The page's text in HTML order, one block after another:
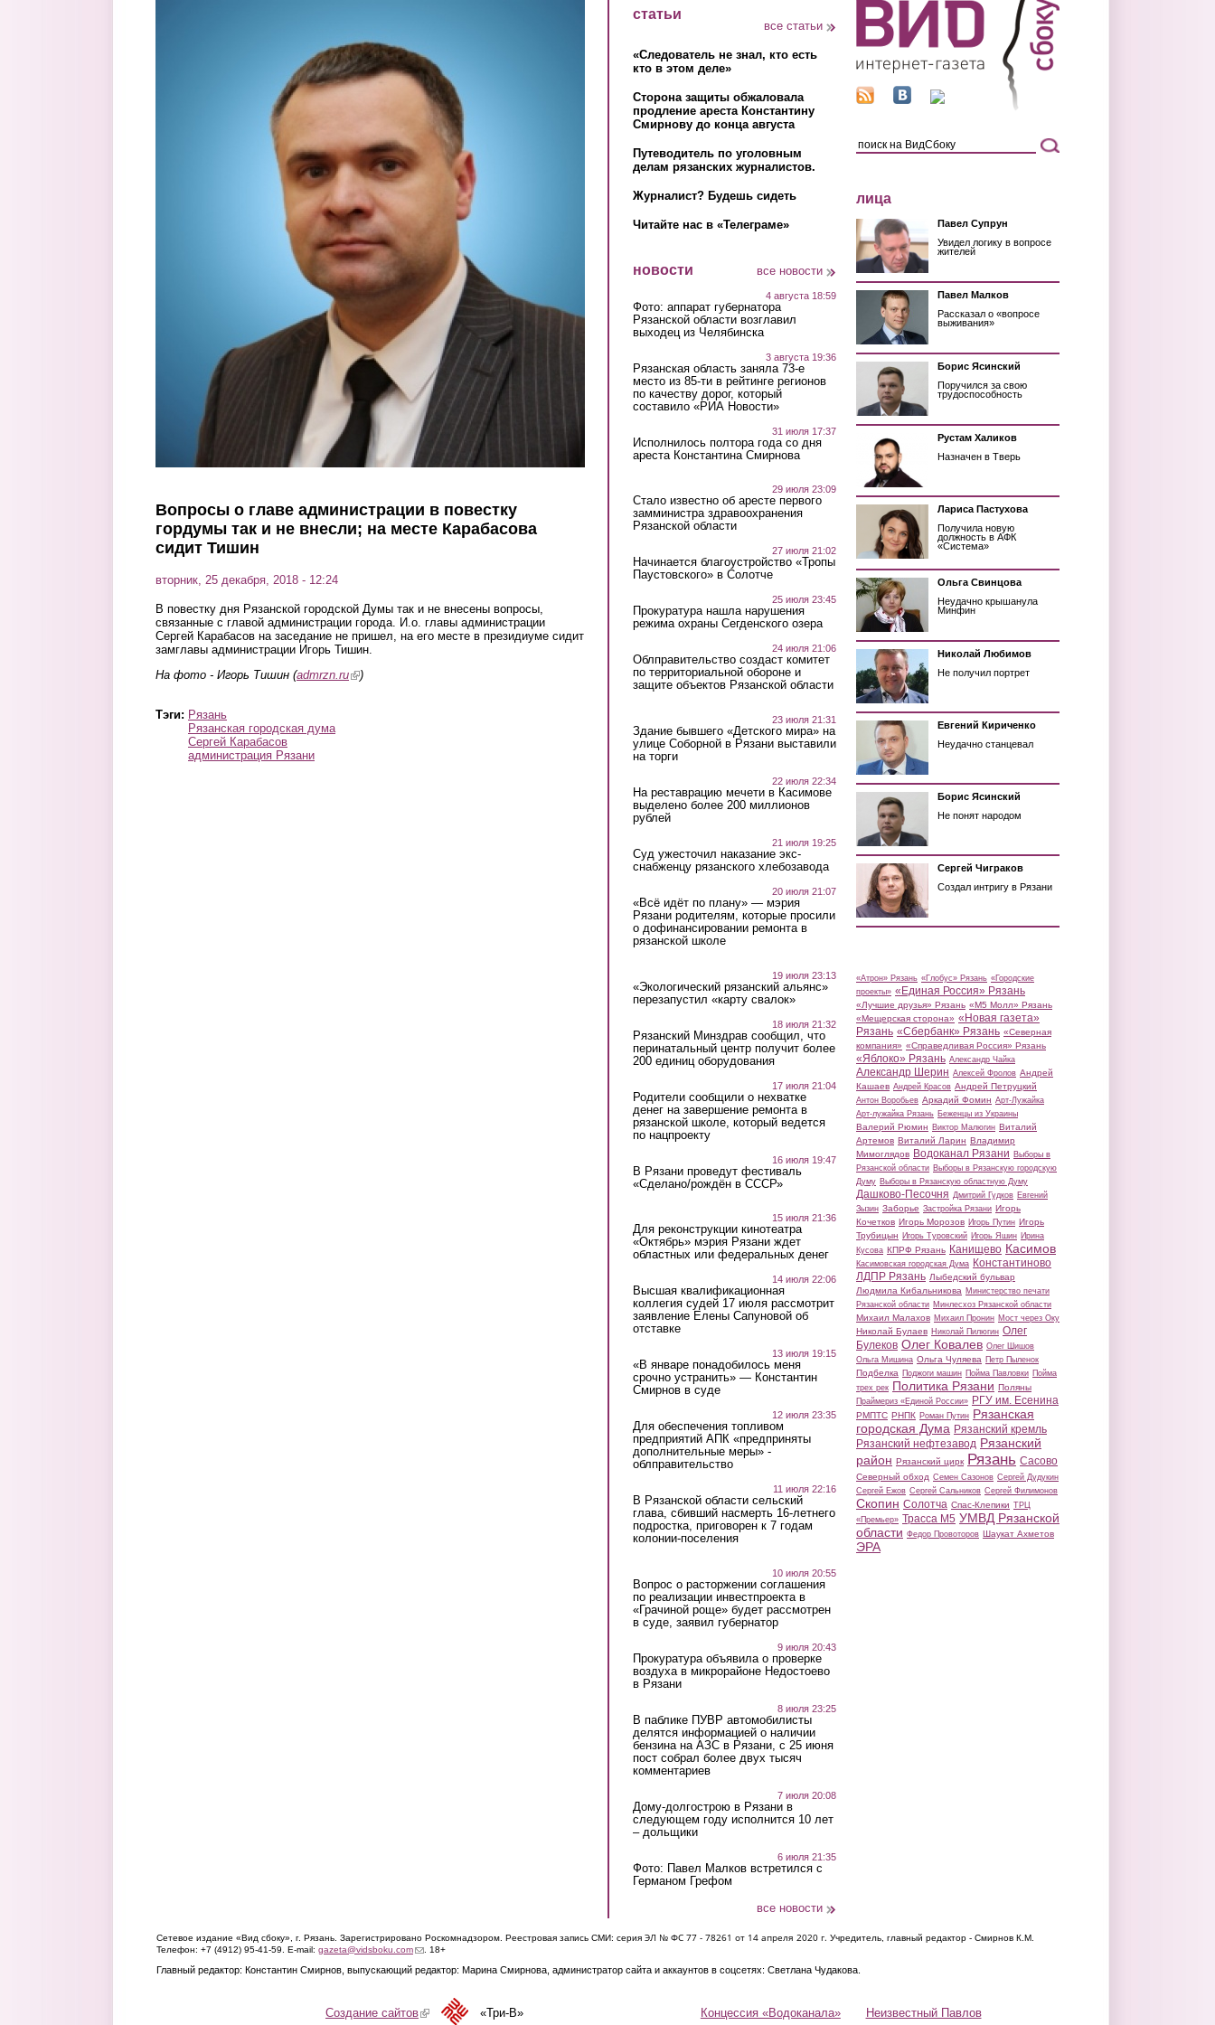
Вопросы о главе администрации в повестку
гордумы так и не внесли; на месте Карабасова
сидит Тишин
вторник, 25 декабря, 2018 - 12:24
В повестку дня Рязанской городской Думы так и не внесены вопросы,
связанные с главой администрации города. И.о. главы администрации
Сергей Карабасов на заседание не пришел, на его месте в президиуме сидит
замглавы администрации Игорь Тишин.
На фото - Игорь Тишин (admrzn.ru(link is external)
)
Тэги: Рязань
Рязанская городская дума
Сергей Карабасов
администрация Рязани
статьи
все статьи
«Следователь не знал, кто есть
кто в этом деле»
Сторона защиты обжаловала
продление ареста Константину
Смирнову до конца августа
Путеводитель по уголовным
делам рязанских журналистов.
Журналист? Будешь сидеть
Читайте нас в «Телеграме»
новости все новости
4 августа 18:59
Фото: аппарат губернатора
Рязанской области возглавил
выходец из Челябинска
3 августа 19:36
Рязанская область заняла 73-е
место из 85-ти в рейтинге регионов
по качеству дорог, который
составило «РИА Новости»
31 июля 17:37
Исполнилось полтора года со дня
ареста Константина Смирнова
29 июля 23:09
Стало известно об аресте первого
замминистра здравоохранения
Рязанской области
27 июля 21:02
Начинается благоустройство «Тропы
Паустовского» в Солотче
25 июля 23:45
Прокуратура нашла нарушения
режима охраны Сегденского озера
24 июля 21:06
Облправительство создаст комитет
по территориальной обороне и
защите объектов Рязанской области
23 июля 21:31
Здание бывшего «Детского мира» на
улице Соборной в Рязани выставили
на торги
22 июля 22:34
На реставрацию мечети в Касимове
выделено более 200 миллионов
рублей
21 июля 19:25
Суд ужесточил наказание экс-
снабженцу рязанского хлебозавода
20 июля 21:07
«Всё идёт по плану» — мэрия
Рязани родителям, которые просили
о дофинансировании ремонта в
рязанской школе
19 июля 23:13
«Экологический рязанский альянс»
перезапустил «карту свалок»
18 июля 21:32
Рязанский Минздрав сообщил, что
перинатальный центр получит более
200 единиц оборудования
17 июля 21:04
Родители сообщили о нехватке
денег на завершение ремонта в
рязанской школе, который ведется
по нацпроекту
16 июля 19:47
В Рязани проведут фестиваль
«Сделано/рождён в СССР»
15 июля 21:36
Для реконструкции кинотеатра
«Октябрь» мэрия Рязани ждет
областных или федеральных денег
14 июля 22:06
Высшая квалификационная
коллегия судей 17 июля рассмотрит
заявление Елены Сапуновой об
отставке
13 июля 19:15
«В январе понадобилось меня
срочно устранить» — Константин
Смирнов в суде
12 июля 23:35
Для обеспечения топливом
предприятий АПК «предприняты
дополнительные меры» -
облправительство
11 июля 22:16
В Рязанской области сельский
глава, сбивший насмерть 16-летнего
подростка, приговорен к 7 годам
колонии-поселения
10 июля 20:55
Вопрос о расторжении соглашения
по реализации инвестпроекта в
«Грачиной роще» будет рассмотрен
в суде, заявил губернатор
9 июля 20:43
Прокуратура объявила о проверке
воздуха в микрорайоне Недостоево
в Рязани
8 июля 23:25
В паблике ПУВР автомобилисты
делятся информацией о наличии
бензина на АЗС в Рязани, с 25 июня
пост собрал более двух тысяч
комментариев
7 июля 20:08
Дому-долгострою в Рязани в
следующем году исполнится 10 лет
– дольщики
6 июля 21:35
Фото: Павел Малков встретился с
Германом Грефом
все новости
лица
Павел Супрун
Увидел логику в вопросе
жителей
Павел Малков
Рассказал о «вопросе
выживания»
Борис Ясинский
Поручился за свою
трудоспособность
Рустам Халиков
Назначен в Тверь
Лариса Пастухова
Получила новую
должность в АФК
«Система»
Ольга Свинцова
Неудачно крышанула
Минфин
Николай Любимов
Не получил портрет
Евгений Кириченко
Неудачно станцевал
Борис Ясинский
Не понят народом
Сергей Чиграков
Создал интригу в Рязани
«Атрон» Рязань «Глобус» Рязань «Городские
проекты» «Единая Россия» Рязань
«Лучшие друзья» Рязань «М5 Молл» Рязань
«Мещерская сторона» «Новая газета»
Рязань «Сбербанк» Рязань «Северная
компания» «Справедливая Россия» Рязань
«Яблоко» Рязань Александр Чайка
Александр Шерин Алексей Фролов Андрей
Кашаев Андрей Красов Андрей Петруцкий
Антон Воробьев Аркадий Фомин Арт-Лужайка
Арт-лужайка Рязань Беженцы из Украины
Валерий Рюмин Виктор Малюгин Виталий
Артемов Виталий Ларин Владимир
Мимоглядов Водоканал Рязани Выборы в
Рязанской области Выборы в Рязанскую городскую
Думу Выборы в Рязанскую областную Думу
Дашково-Песочня Дмитрий Гудков Евгений
Зызин Заборье Застройка Рязани Игорь
Кочетков Игорь Морозов Игорь Путин Игорь
Трубицын Игорь Туровский Игорь Яшин Ирина
Кусова КПРФ Рязань Канищево Касимов
Касимовская городская Дума Константиново
ЛДПР Рязань Лыбедский бульвар
Людмила Кибальникова Министерство печати
Рязанской области Минлесхоз Рязанской области
Михаил Малахов Михаил Пронин Мост через Оку
Николай Булаев Николай Пилюгин Олег
Булеков Олег Ковалев Олег Шишов
Ольга Мишина Ольга Чуляева Петр Пыленок
Подбелка Поджоги машин Пойма Павловки Пойма
трех рек Политика Рязани Поляны
Праймериз «Единой России» РГУ им. Есенина
РМПТС РНПК Роман Путин Рязанская
городская Дума Рязанский кремль
Рязанский нефтезавод Рязанский
район Рязанский цирк Рязань Сасово
Северный обход Семен Сазонов Сергей Дудукин
Сергей Ежов Сергей Сальников Сергей Филимонов
Скопин Солотча Спас-Клепики ТРЦ
«Премьер» Трасса М5 УМВД Рязанской
области Федор Провоторов Шаукат Ахметов
ЭРА
Сетевое издание «Вид сбоку», г. Рязань. Зарегистрировано Роскомнадзором. Реестровая запись СМИ: серия ЭЛ № ФС 77 - 78261 от 14 апреля 2020 г. Учредитель, главный редактор - Смирнов К.М.
Телефон: +7 (4912) 95-41-59. E-mail: gazeta@vidsboku.com(link sends e-mail)
. 18+
Главный редактор: Константин Смирнов, выпускающий редактор: Марина Смирнова, администратор сайта и аккаунтов в соцсетях: Светлана Чудакова.
Концессия «Водоканала» Неизвестный Павлов
Создание сайтов(link is external)«Три-В»